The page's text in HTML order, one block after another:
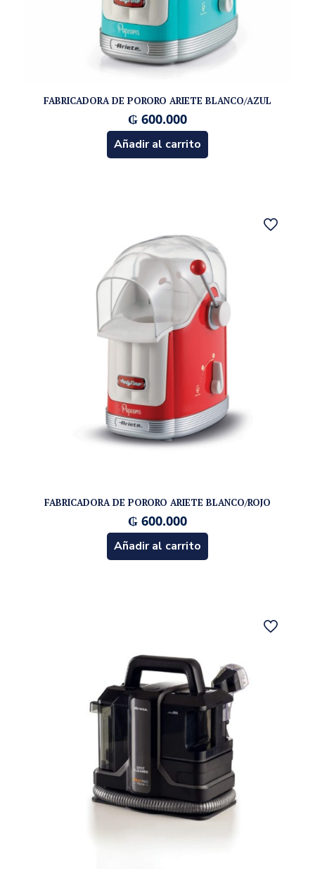
FABRICADORA DE PORORO ARIETE BLANCO/AZUL
₲ 600.000
Añadir al carrito
FABRICADORA DE PORORO ARIETE BLANCO/ROJO
₲ 600.000
Añadir al carrito